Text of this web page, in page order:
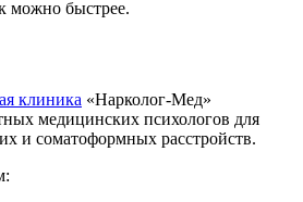
можно быстрее.
клиника «Нарколог-Мед»
медицинских психологов для
и соматоформных расстройств.